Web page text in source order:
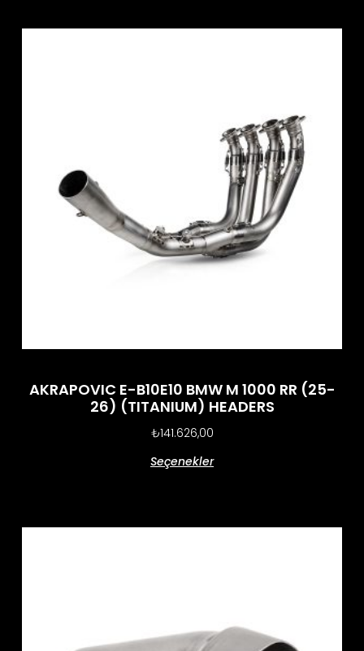
AKRAPOVIC E-B10E10 BMW M 1000 RR (25-
26) (TITANIUM) HEADERS
₺141.626,00
Seçenekler